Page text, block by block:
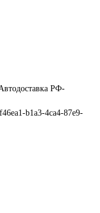
РФ-
b1a3-4ca4-87e9-